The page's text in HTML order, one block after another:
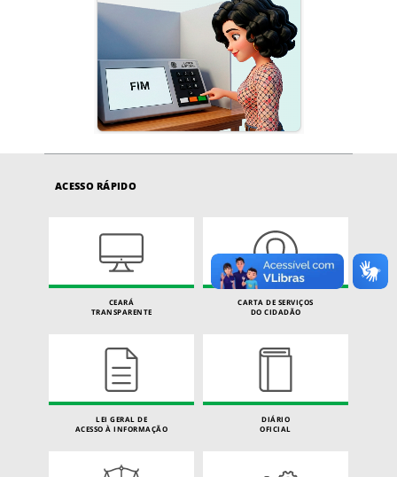
ACESSO RÁPIDO
CEARÁ
TRANSPARENTE
CARTA DE SERVIÇOS
DO CIDADÃO
LEI GERAL DE
ACESSO À INFORMAÇÃO
DIÁRIO
OFICIAL